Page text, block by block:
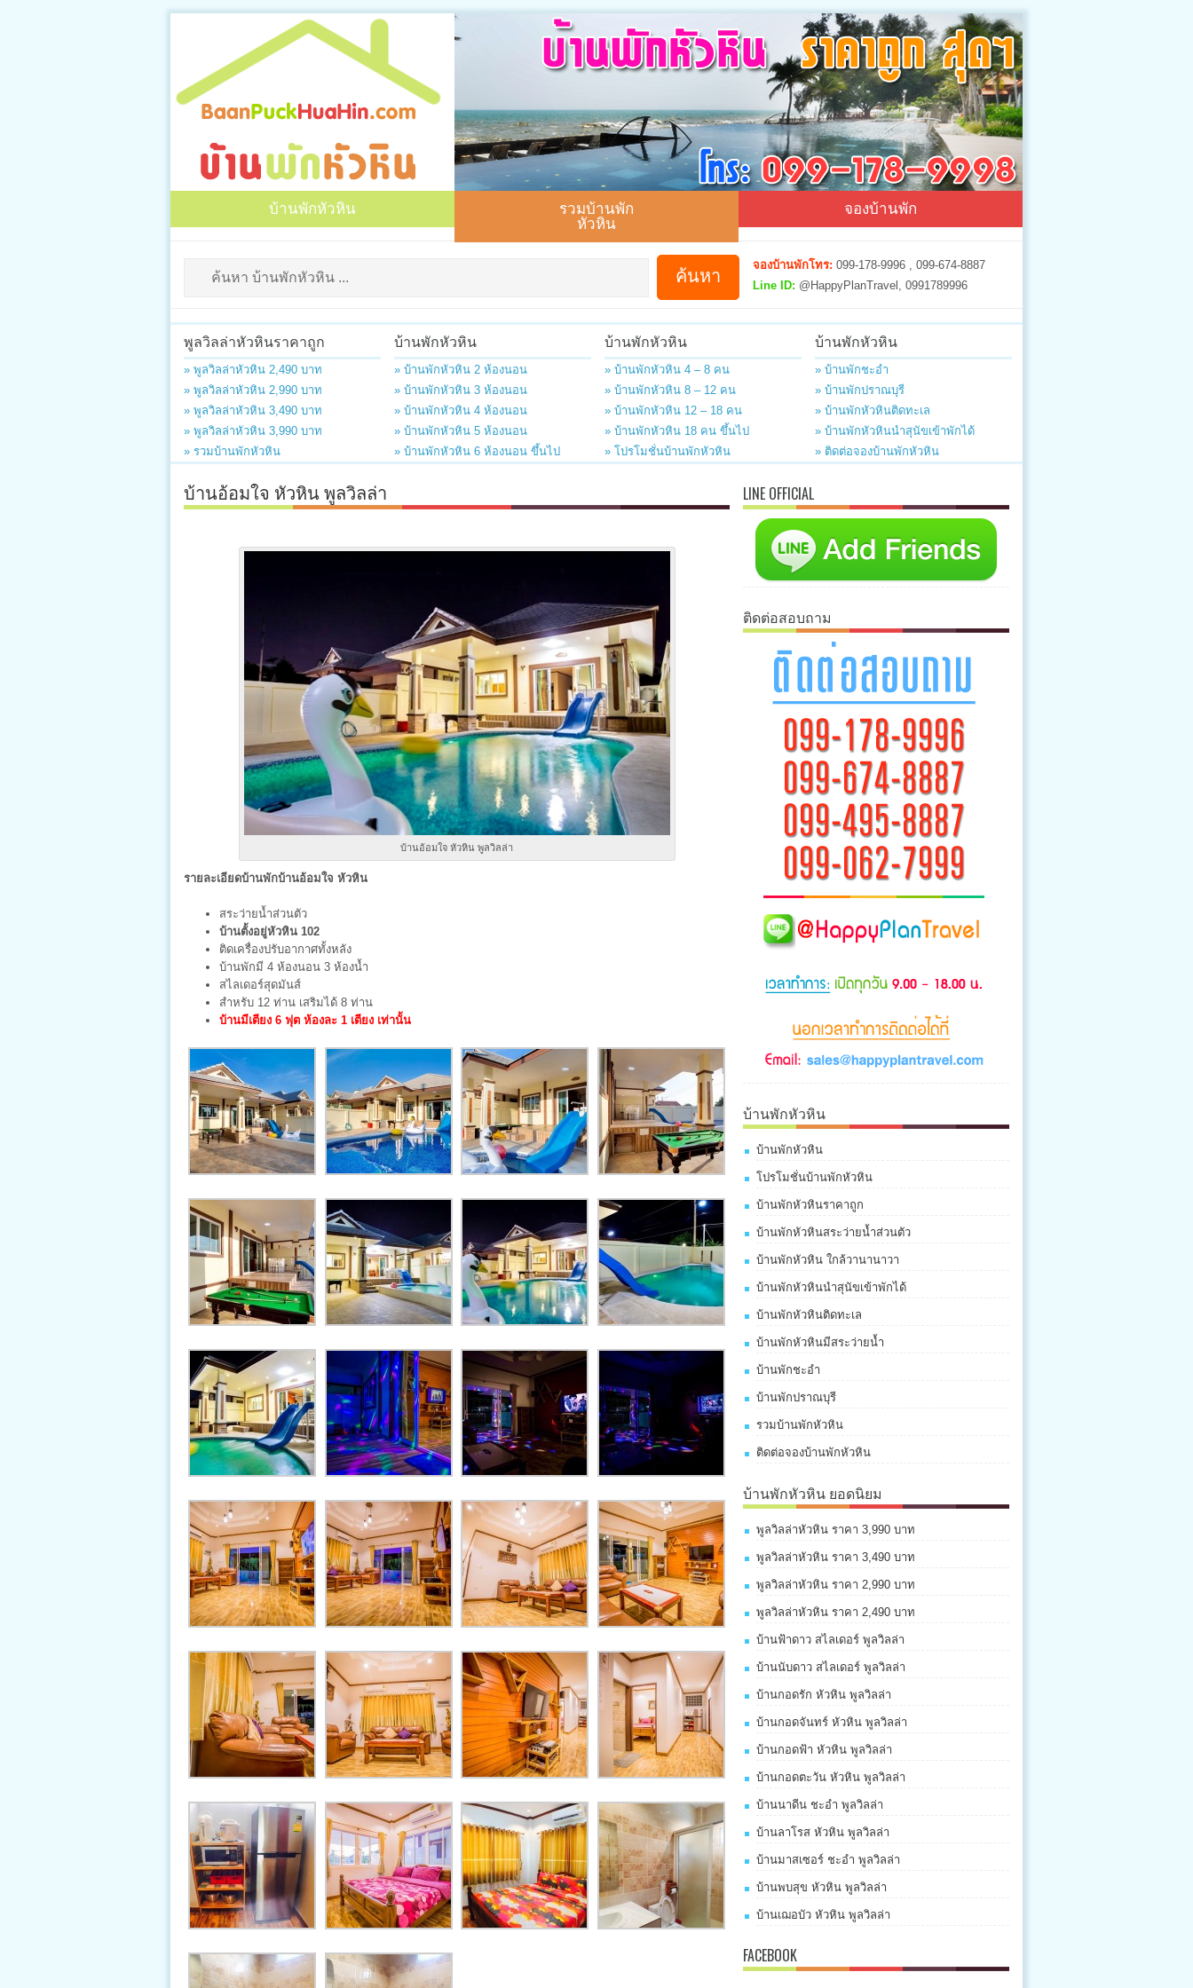
บ้านพักหัวหิน รวมบ้านพัก
หัวหิน
จองบ้านพัก
จองบ้านพักโทร: 099-178-9996 , 099-674-8887
Line ID: @HappyPlanTravel, 0991789996
พูลวิลล่าหัวหินราคาถูก
» พูลวิลล่าหัวหิน 2,490 บาท
» พูลวิลล่าหัวหิน 2,990 บาท
» พูลวิลล่าหัวหิน 3,490 บาท
» พูลวิลล่าหัวหิน 3,990 บาท
» รวมบ้านพักหัวหิน
บ้านพักหัวหิน
» บ้านพักหัวหิน 2 ห้องนอน
» บ้านพักหัวหิน 3 ห้องนอน
» บ้านพักหัวหิน 4 ห้องนอน
» บ้านพักหัวหิน 5 ห้องนอน
» บ้านพักหัวหิน 6 ห้องนอน ขึ้นไป
บ้านพักหัวหิน
» บ้านพักหัวหิน 4 – 8 คน
» บ้านพักหัวหิน 8 – 12 คน
» บ้านพักหัวหิน 12 – 18 คน
» บ้านพักหัวหิน 18 คน ขึ้นไป
» โปรโมชั่นบ้านพักหัวหิน
บ้านพักหัวหิน
» บ้านพักชะอำ
» บ้านพักปราณบุรี
» บ้านพักหัวหินติดทะเล
» บ้านพักหัวหินนำสุนัขเข้าพักได้
» ติดต่อจองบ้านพักหัวหิน
บ้านอ้อมใจ หัวหิน พูลวิลล่า
บ้านอ้อมใจ หัวหิน พูลวิลล่า
รายละเอียดบ้านพักบ้านอ้อมใจ หัวหิน
สระว่ายน้ำส่วนตัว
บ้านตั้งอยู่หัวหิน 102
ติดเครื่องปรับอากาศทั้งหลัง
บ้านพักมี 4 ห้องนอน 3 ห้องน้ำ
สไลเดอร์สุดมันส์
สำหรับ 12 ท่าน เสริมได้ 8 ท่าน
บ้านมีเตียง 6 ฟุต ห้องละ 1 เตียง เท่านั้น
LINE OFFICIAL
ติดต่อสอบถาม
บ้านพักหัวหิน
บ้านพักหัวหิน
โปรโมชั่นบ้านพักหัวหิน
บ้านพักหัวหินราคาถูก
บ้านพักหัวหินสระว่ายน้ำส่วนตัว
บ้านพักหัวหิน ใกล้วานานาวา
บ้านพักหัวหินนำสุนัขเข้าพักได้
บ้านพักหัวหินติดทะเล
บ้านพักหัวหินมีสระว่ายน้ำ
บ้านพักชะอำ
บ้านพักปราณบุรี
รวมบ้านพักหัวหิน
ติดต่อจองบ้านพักหัวหิน
บ้านพักหัวหิน ยอดนิยม
พูลวิลล่าหัวหิน ราคา 3,990 บาท
พูลวิลล่าหัวหิน ราคา 3,490 บาท
พูลวิลล่าหัวหิน ราคา 2,990 บาท
พูลวิลล่าหัวหิน ราคา 2,490 บาท
บ้านฟ้าดาว สไลเดอร์ พูลวิลล่า
บ้านนับดาว สไลเดอร์ พูลวิลล่า
บ้านกอดรัก หัวหิน พูลวิลล่า
บ้านกอดจันทร์ หัวหิน พูลวิลล่า
บ้านกอดฟ้า หัวหิน พูลวิลล่า
บ้านกอดตะวัน หัวหิน พูลวิลล่า
บ้านนาดีน ชะอำ พูลวิลล่า
บ้านลาโรส หัวหิน พูลวิลล่า
บ้านมาสเซอร์ ชะอำ พูลวิลล่า
บ้านพบสุข หัวหิน พูลวิลล่า
บ้านเฌอบัว หัวหิน พูลวิลล่า
FACEBOOK